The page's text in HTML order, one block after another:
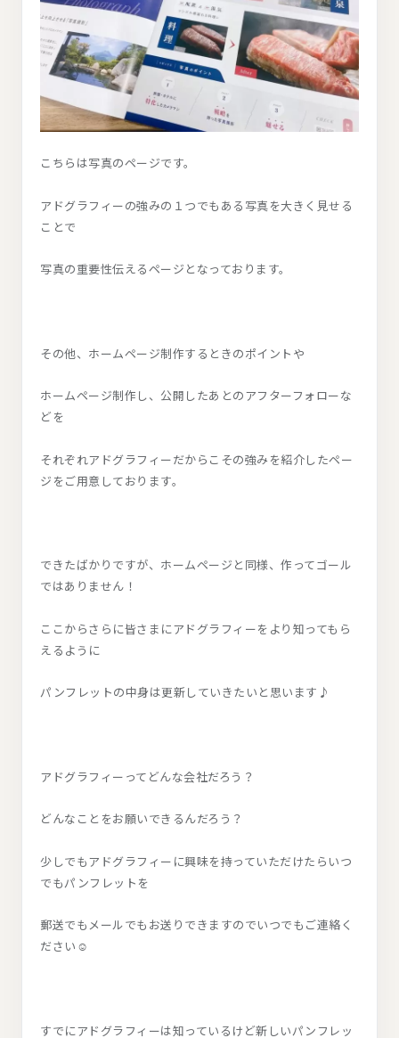
こちらは写真のページです。
アドグラフィーの強みの１つでもある写真を大きく見せる
ことで
写真の重要性伝えるページとなっております。
その他、ホームページ制作するときのポイントや
ホームページ制作し、公開したあとのアフターフォローな
どを
それぞれアドグラフィーだからこその強みを紹介したペー
ジをご用意しております。
できたばかりですが、ホームページと同様、作ってゴール
ではありません！
ここからさらに皆さまにアドグラフィーをより知ってもら
えるように
パンフレットの中身は更新していきたいと思います♪
アドグラフィーってどんな会社だろう？
どんなことをお願いできるんだろう？
少しでもアドグラフィーに興味を持っていただけたらいつ
でもパンフレットを
郵送でもメールでもお送りできますのでいつでもご連絡く
ださい☺
すでにアドグラフィーは知っているけど新しいパンフレッ